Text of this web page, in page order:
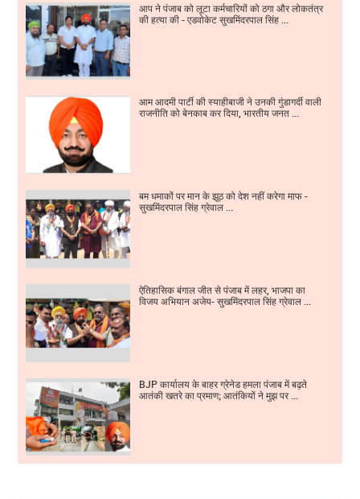
आप ने पंजाब को लूटा कर्मचारियों को ठगा और लोकतंत्र
की हत्या की - एडवोकेट सुखमिंदरपाल सिंह ...
आम आदमी पार्टी की स्याहीबाजी ने उनकी गुंडागर्दी वाली
राजनीति को बेनकाब कर दिया, भारतीय जनत ...
बम धमाकों पर मान के झूठ को देश नहीं करेगा माफ -
सुखमिंदरपाल सिंह ग्रेवाल ...
ऐतिहासिक बंगाल जीत से पंजाब में लहर, भाजपा का
विजय अभियान अजेय- सुखमिंदरपाल सिंह ग्रेवाल ...
BJP कार्यालय के बाहर ग्रेनेड हमला पंजाब में बढ़ते
आतंकी खतरे का प्रमाण; आतंकियों ने मुझ पर ...